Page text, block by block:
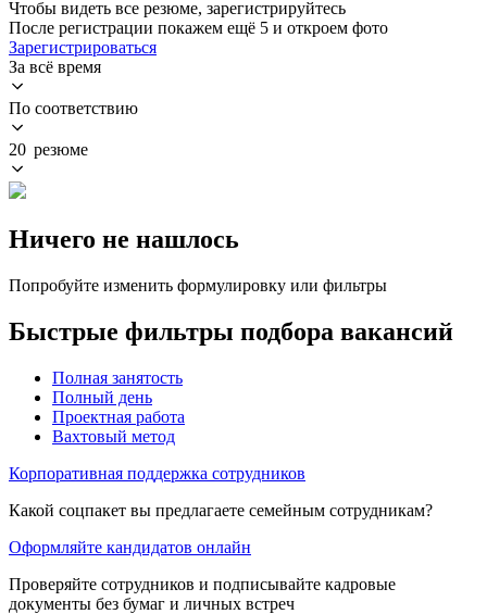
Чтобы видеть все резюме, зарегистрируйтесь
После регистрации покажем ещё 5 и откроем фото
Зарегистрироваться
За всё время
По соответствию
20 резюме
Ничего не нашлось
Попробуйте изменить формулировку или фильтры
Быстрые фильтры подбора вакансий
Полная занятость
Полный день
Проектная работа
Вахтовый метод
Корпоративная поддержка сотрудников
Какой соцпакет вы предлагаете семейным сотрудникам?
Оформляйте кандидатов онлайн
Проверяйте сотрудников и подписывайте кадровые
документы без бумаг и личных встреч